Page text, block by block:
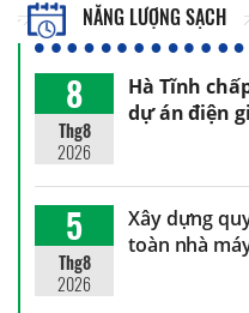
NĂNG LƯỢNG SẠCH
8
Thg8
2026
Hà Tĩnh
dự án điện
5
Thg8
2026
Xây dựng
toàn nhà